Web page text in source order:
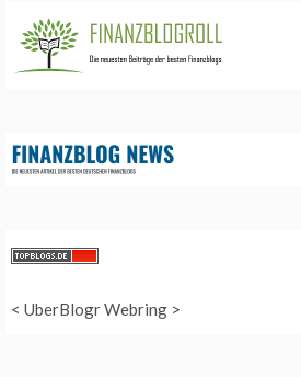
< UberBlogr Webring >